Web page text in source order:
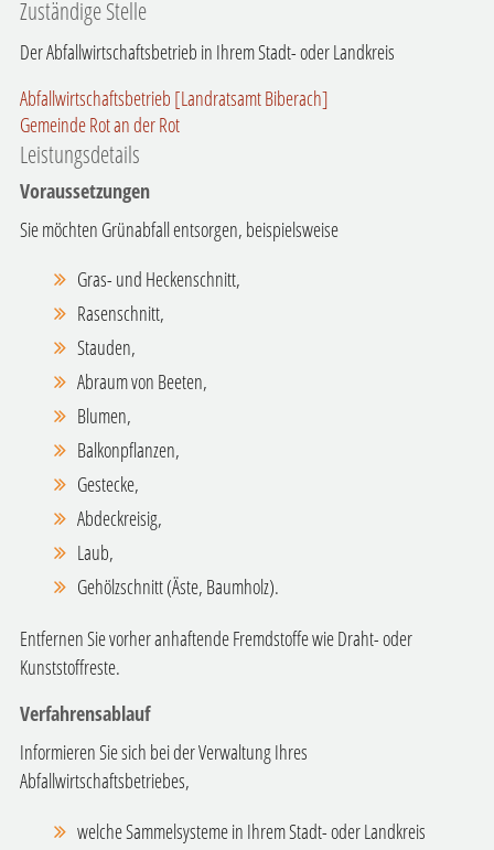
Zuständige Stelle
Der Abfallwirtschaftsbetrieb in Ihrem Stadt- oder Landkreis
Abfallwirtschaftsbetrieb [Landratsamt Biberach]
Gemeinde Rot an der Rot
Leistungsdetails
Voraussetzungen
Sie möchten Grünabfall entsorgen, beispielsweise
Gras- und Heckenschnitt,
Rasenschnitt,
Stauden,
Abraum von Beeten,
Blumen,
Balkonpflanzen,
Gestecke,
Abdeckreisig,
Laub,
Gehölzschnitt (Äste, Baumholz).
Entfernen Sie vorher anhaftende Fremdstoffe wie Draht- oder
Kunststoffreste.
Verfahrensablauf
Informieren Sie sich bei der Verwaltung Ihres
Abfallwirtschaftsbetriebes,
welche Sammelsysteme in Ihrem Stadt- oder Landkreis